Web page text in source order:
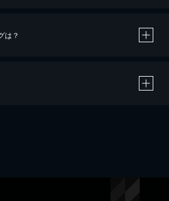
ジットカード決済による作品の購入 / レンタルです。
作品の購入 / レンタルは、20％のポイント還元です。
は？